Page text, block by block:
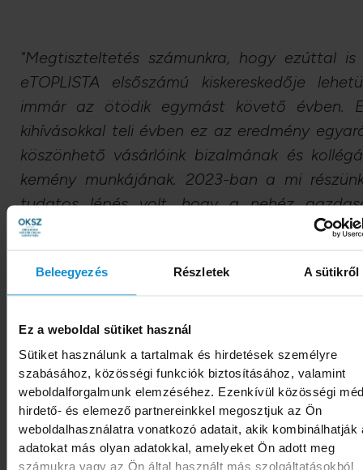
Beleegyezés Részletek A sütikről
Ez a weboldal sütiket használ
Sütiket használunk a tartalmak és hirdetések személyre
szabásához, közösségi funkciók biztosításához, valamint
weboldalforgalmunk elemzéséhez. Ezenkívül közösségi
hirdető- és elemező partnereinkkel megosztjuk az Ön
weboldalhasználatra vonatkozó adatait, akik kombinálhatják
adatokat más olyan adatokkal, amelyeket Ön adott meg
számukra vagy az Ön által használt más szolgáltatásokból
"Megtiszteltetés számunkra, hogy ezúttal is
eTOPLISTA elsőszámú kiskereskedője
immár az ötödik egymást követő évben.
kihívásokkal teli évben ez az eredmény
köszönhető vásárlóink bizalmának és
kemény munkájának. 2023-ban a mi
tudatos lépés volt, hogy a nehéz
környezetben és a változó vásárlási
alapjait. Az elmúlt évben erőforrásaink
részét a Marketplace platformunk
összpontosítottuk, amelynek
mostanra több mint 12 millió termék érhető
eMAG-on. Ez teszi az eMAG.hu-t egy
általános vásárlási platformmá,
legkülönbözőbb vásárlói igényeket is
kielégíteni. Hazai kereskedő-